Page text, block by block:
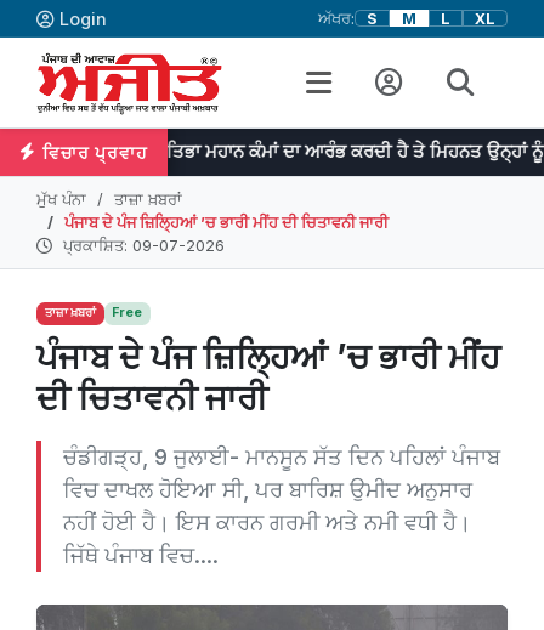
Login ਅੱਖਰ: S M L XL
ਵਿਚਾਰ ਪ੍ਰਵਾਹ
ਪ੍ਰਤਿਭਾ ਮਹਾਨ ਕੰਮਾਂ ਦਾ ਆਰੰਭ ਕਰਦੀ ਹੈ ਤੇ ਮਿਹਨਤ ਉਨ੍ਹਾਂ ਨੂੰ ਨੇਪਰੇ
ਮੁੱਖ ਪੰਨਾ
ਤਾਜ਼ਾ ਖ਼ਬਰਾਂ
ਪੰਜਾਬ ਦੇ ਪੰਜ ਜ਼ਿਲ੍ਹਿਆਂ ’ਚ ਭਾਰੀ ਮੀਂਹ ਦੀ ਚਿਤਾਵਨੀ ਜਾਰੀ
ਪ੍ਰਕਾਸ਼ਿਤ: 09-07-2026
ਤਾਜ਼ਾ ਖ਼ਬਰਾਂ Free
ਪੰਜਾਬ ਦੇ ਪੰਜ ਜ਼ਿਲ੍ਹਿਆਂ ’ਚ ਭਾਰੀ ਮੀਂਹ
ਦੀ ਚਿਤਾਵਨੀ ਜਾਰੀ
ਚੰਡੀਗੜ੍ਹ, 9 ਜੁਲਾਈ- ਮਾਨਸੂਨ ਸੱਤ ਦਿਨ ਪਹਿਲਾਂ ਪੰਜਾਬ
ਵਿਚ ਦਾਖਲ ਹੋਇਆ ਸੀ, ਪਰ ਬਾਰਿਸ਼ ਉਮੀਦ ਅਨੁਸਾਰ
ਨਹੀਂ ਹੋਈ ਹੈ। ਇਸ ਕਾਰਨ ਗਰਮੀ ਅਤੇ ਨਮੀ ਵਧੀ ਹੈ।
ਜਿੱਥੇ ਪੰਜਾਬ ਵਿਚ....